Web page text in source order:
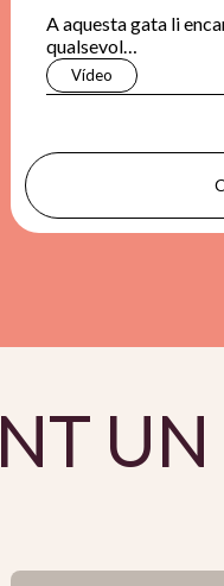
Vídeo
A aquesta gata li
qualsevol…
UN